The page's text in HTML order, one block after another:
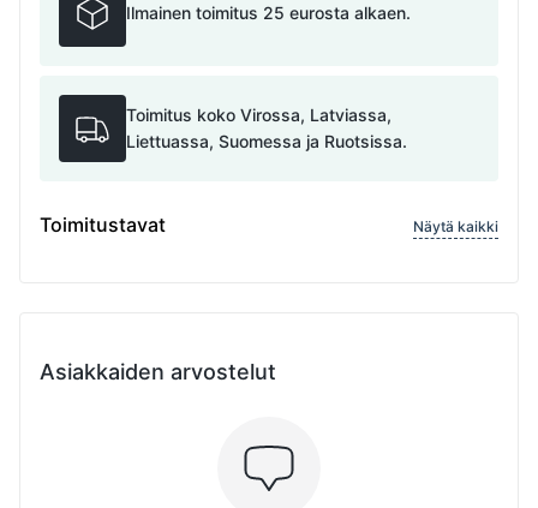
Ilmainen toimitus 25 eurosta alkaen.
Toimitus koko Virossa, Latviassa,
Liettuassa, Suomessa ja Ruotsissa.
Toimitustavat Näytä kaikki
Asiakkaiden arvostelut